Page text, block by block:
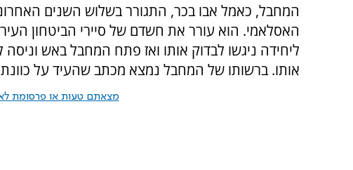
המחבל, כאמל אבו בכר, התגורר בשלוש השנים
האסלאמי. הוא עורר את חשדם של סיירי הביטחון
ליחידה ניגשו לבדוק אותו ואז פתח המחבל באש
אותו. ברשותו של המחבל נמצא מכתב שהעיד על
מצאתם טעות או פרסומת לא